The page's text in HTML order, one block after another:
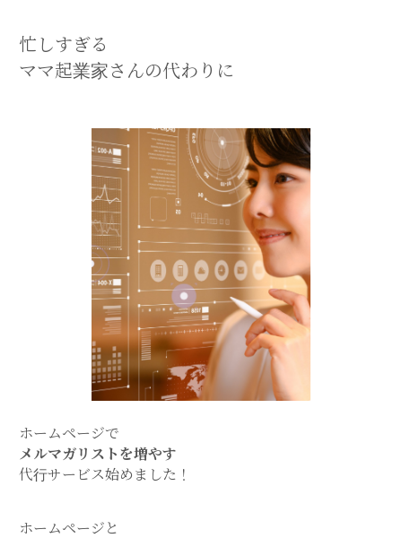
忙しすぎる
ママ起業家さんの代わりに
ホームページで
メルマガリストを増やす
代行サービス始めました！
ホームページと